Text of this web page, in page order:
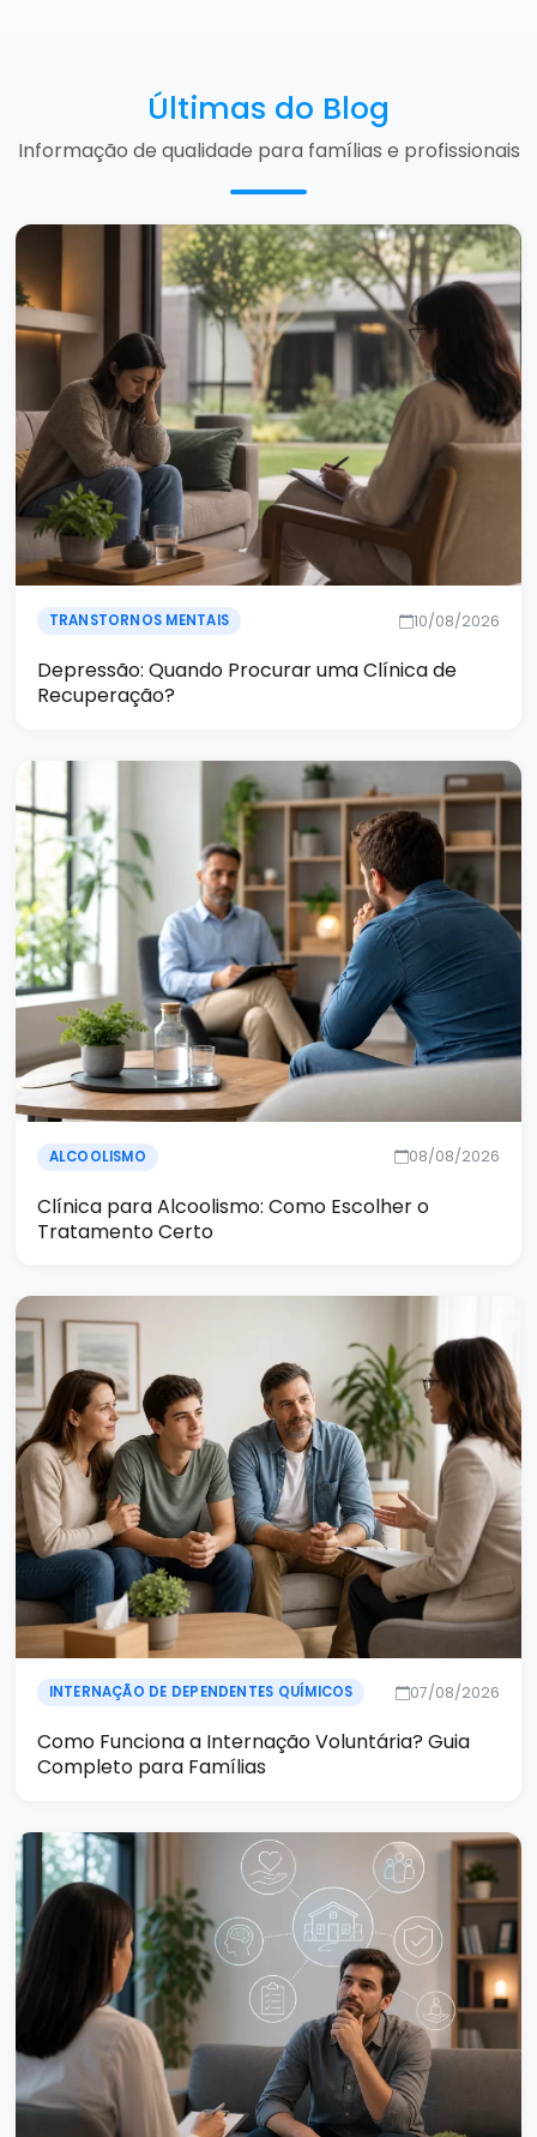
Últimas do Blog
Informação de qualidade para famílias e profissionais
TRANSTORNOS MENTAIS 10/08/2026
Depressão: Quando Procurar uma Clínica de
Recuperação?
ALCOOLISMO 08/08/2026
Clínica para Alcoolismo: Como Escolher o
Tratamento Certo
INTERNAÇÃO DE DEPENDENTES QUÍMICOS 07/08/2026
Como Funciona a Internação Voluntária? Guia
Completo para Famílias